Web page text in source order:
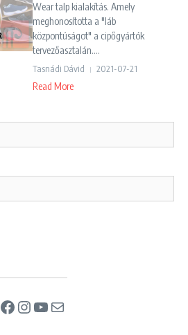
Wear talp kialakítás. Amely
meghonosította a "láb
központúságot" a cipőgyártók
tervezőasztalán....
Tasnádi Dávid 2021-07-21
Read More
Facebook
Instagram
YouTube
Mail